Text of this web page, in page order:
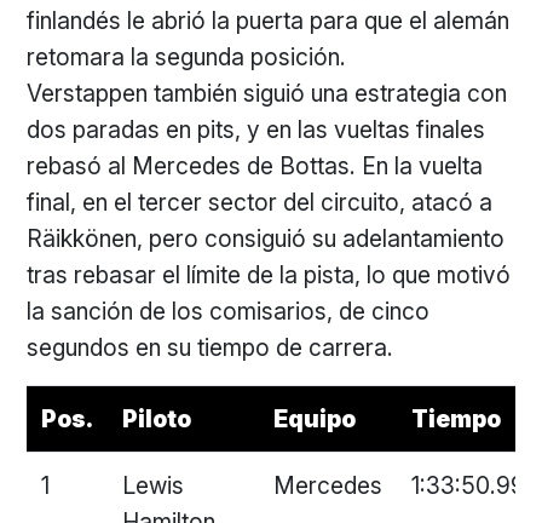
finlandés le abrió la puerta para que el alemán
retomara la segunda posición.
Verstappen también siguió una estrategia con
dos paradas en pits, y en las vueltas finales
rebasó al Mercedes de Bottas. En la vuelta
final, en el tercer sector del circuito, atacó a
Räikkönen, pero consiguió su adelantamiento
tras rebasar el límite de la pista, lo que motivó
la sanción de los comisarios, de cinco
segundos en su tiempo de carrera.
Pos. Piloto Equipo Tiempo
1
Lewis
Mercedes 1:33:50.991